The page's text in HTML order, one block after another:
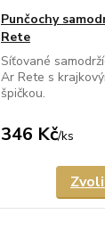
Punčochy
Rete
Síťované
Ar Rete s
špičkou.
346 Kč/ks